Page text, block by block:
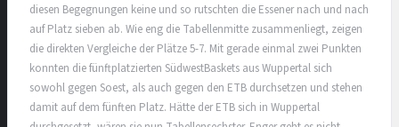
diesen Begegnungen keine und so rutschten die Essener nach und nach
auf Platz sieben ab. Wie eng die Tabellenmitte zusammenliegt, zeigen
die direkten Vergleiche der Plätze 5-7. Mit gerade einmal zwei Punkten
konnten die fünftplatzierten SüdwestBaskets aus Wuppertal sich
sowohl gegen Soest, als auch gegen den ETB durchsetzen und stehen
damit auf dem fünften Platz. Hätte der ETB sich in Wuppertal